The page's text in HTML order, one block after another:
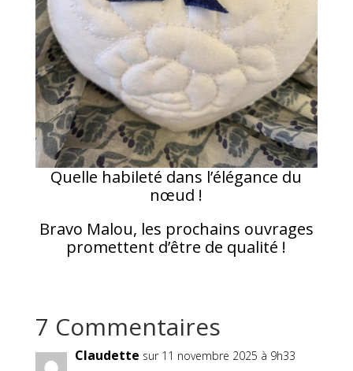
Quelle habileté dans l’élégance du
nœud !
Bravo Malou, les prochains ouvrages
promettent d’être de qualité !
7 Commentaires
Claudette sur 11 novembre 2025 à 9h33